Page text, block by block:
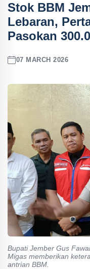
Stok BBM
Lebaran,
Pasokan
07 MARCH 2026
Bupati Jember Gus
Migas memberikan
antrian BBM.